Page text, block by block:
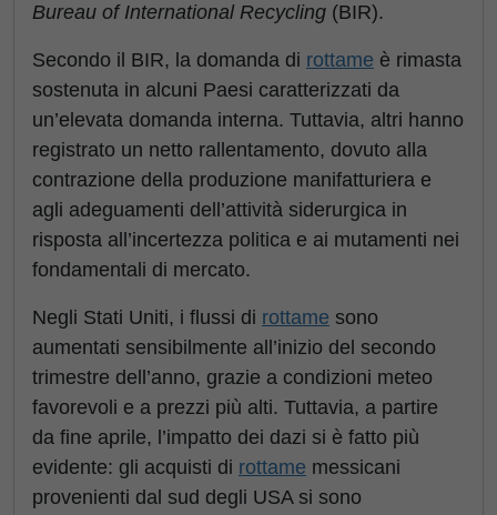
Bureau of International Recycling (BIR).
Secondo il BIR, la domanda di rottame è rimasta
sostenuta in alcuni Paesi caratterizzati da
un’elevata domanda interna. Tuttavia, altri hanno
registrato un netto rallentamento, dovuto alla
contrazione della produzione manifatturiera e
agli adeguamenti dell’attività siderurgica in
risposta all’incertezza politica e ai mutamenti nei
fondamentali di mercato.
Negli Stati Uniti, i flussi di rottame sono
aumentati sensibilmente all’inizio del secondo
trimestre dell’anno, grazie a condizioni meteo
favorevoli e a prezzi più alti. Tuttavia, a partire
da fine aprile, l’impatto dei dazi si è fatto più
evidente: gli acquisti di rottame messicani
provenienti dal sud degli USA si sono